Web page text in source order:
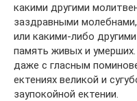
какими другими
заздравными
или какими-либо
память живых и
даже с гласным
ектениях великой и
заупокойной ектении.